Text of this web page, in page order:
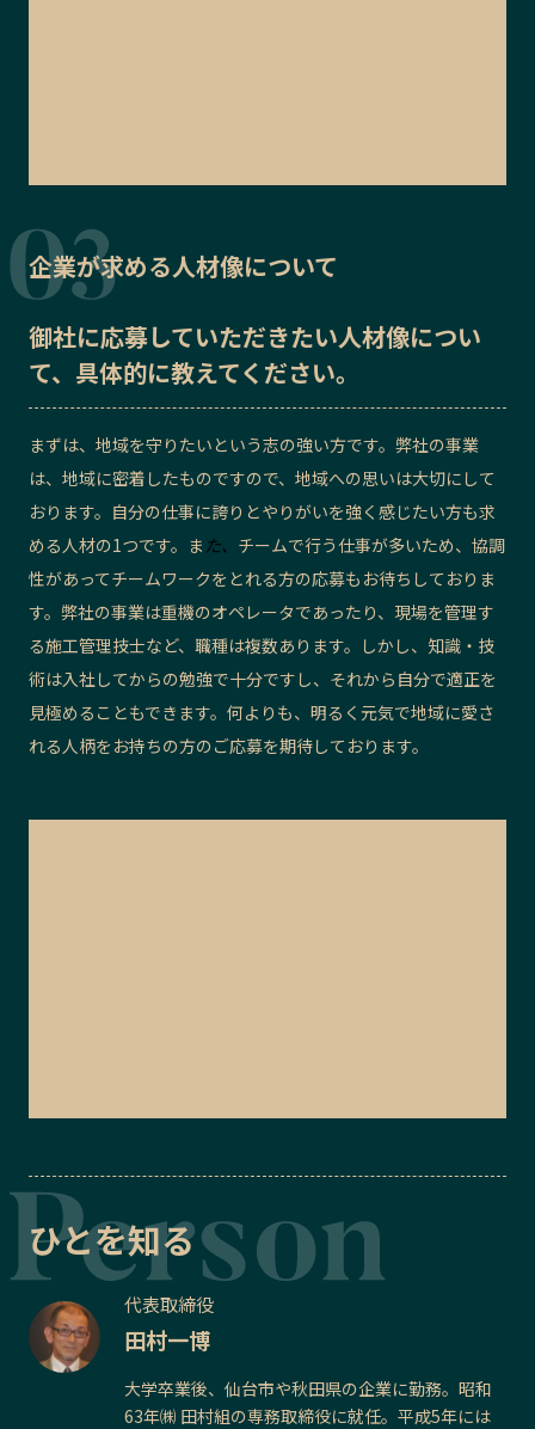
企業が求める人材像について
御社に応募していただきたい人材像につい
て、具体的に教えてください。
まずは、地域を守りたいという志の強い方です。弊社の事業
は、地域に密着したものですので、地域への思いは大切にして
おります。自分の仕事に誇りとやりがいを強く感じたい方も求
める人材の1つです。ま た、 チームで行う仕事が多いため、協調
性があってチームワークをとれる方の応募もお待ちしておりま
す。弊社の事業は重機のオペレータであったり、現場を管理す
る施工管理技士など、職種は複数あります。しかし、知識・技
術は入社してからの勉強で十分ですし、それから自分で適正を
見極めることもできます。何よりも、明るく元気で地域に愛さ
れる人柄をお持ちの方のご応募を期待しております。
ひとを知る
代表取締役
田村一博
大学卒業後、仙台市や秋田県の企業に勤務。昭和
63年㈱ 田村組の専務取締役に就任。平成5年には